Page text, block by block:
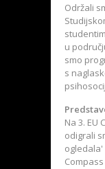
Održali
u
smo
s
Na 3. EU
odigrali
ogledala'